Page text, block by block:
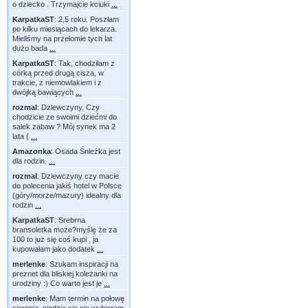
o dziecko . Trzymajcie kciuki
KarpatkaST: 2,5 roku. Poszłam
po kilku miesiącach do lekarza.
Mieliśmy na przełomie tych lat
dużo bada
KarpatkaST: Tak, chodziłam z
córką przed drugą cisza, w
trakcie, z niemowlakiem i z
dwójką bawiących
rozmal: Dziewczyny, Czy
chodzicie ze swoimi dziećmi do
salek zabaw ? Mój synek ma 2
lata (
Amazonka: Osada Śnieżka jest
dla rodzin.
rozmal: Dziewczyny czy macie
do polecenia jakiś hotel w Polsce
(góry/morze/mazury) idealny dla
rodzin
KarpatkaST: Srebrna
bransoletka moze?myślę że za
100 to już się coś kupi , ja
kupowałam jako dodatek
merlenke: Szukam inspiracji na
preznet dla bliskiej koleżanki na
urodziny :) Co warto jest je
merlenke: Mam termin na połowę